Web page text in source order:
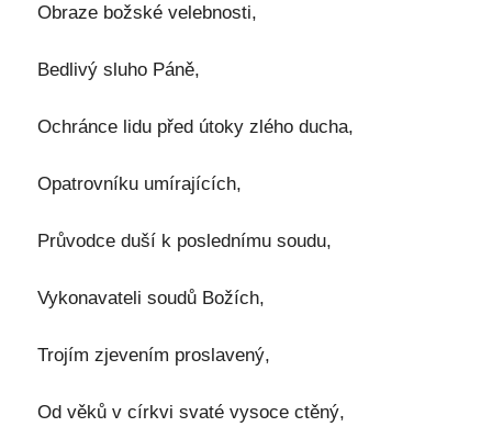
Obraze božské velebnosti,
Bedlivý sluho Páně,
Ochránce lidu před útoky zlého ducha,
Opatrovníku umírajících,
Průvodce duší k poslednímu soudu,
Vykonavateli soudů Božích,
Trojím zjevením proslavený,
Od věků v církvi svaté vysoce ctěný,